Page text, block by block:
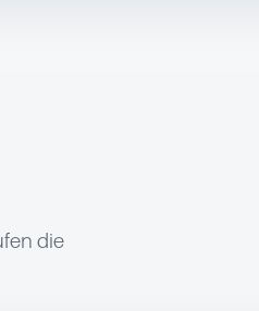
die